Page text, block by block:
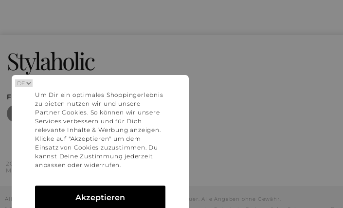
Stylaholic
FIND MORE INSPIRATION
2016 - 2026 © Stylaholic.
Made for you with love in munich.
Alle Preise inkl. der jeweils geltenden gesetzlichen Mehrwertsteuer. Alle Angaben ohne Gewähr.
Um Dir ein optimales Shoppingerlebnis
zu bieten nutzen wir und unsere
Partner Cookies. So können wir unsere
Services verbessern und für Dich
relevante Inhalte & Werbung anzeigen.
Klicke auf "Akzeptieren" um dem
Einsatz von Cookies zuzustimmen. Du
kannst Deine Zustimmung jederzeit
anpassen oder widerrufen.
Akzeptieren